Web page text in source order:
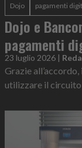
Dojo pagamenti
Dojo e
pagamenti
23 luglio 2026 |
Grazie
utilizzare il